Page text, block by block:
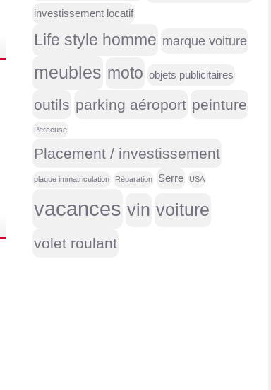
investissement locatif
Life style homme marque voiture
meubles moto objets publicitaires
outils parking aéroport peinture
Perceuse
Placement / investissement
plaque immatriculation Réparation Serre USA
vacances vin voiture
volet roulant